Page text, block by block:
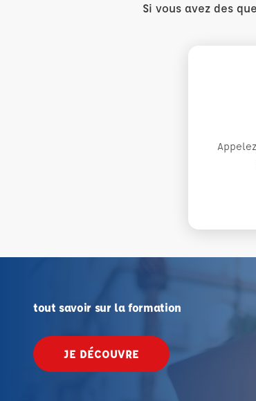
Si vous avez des
tout savoir sur la formation
JE DÉCOUVRE